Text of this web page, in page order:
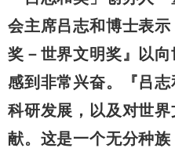
会主席吕志和博士表
奖－世界文明奖』以
感到非常兴奋。『吕
科研发展，以及对世
献。这是一个无分种